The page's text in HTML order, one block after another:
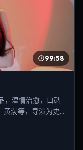
99:58
，温情治愈，口碑
黄渤等，导演为史